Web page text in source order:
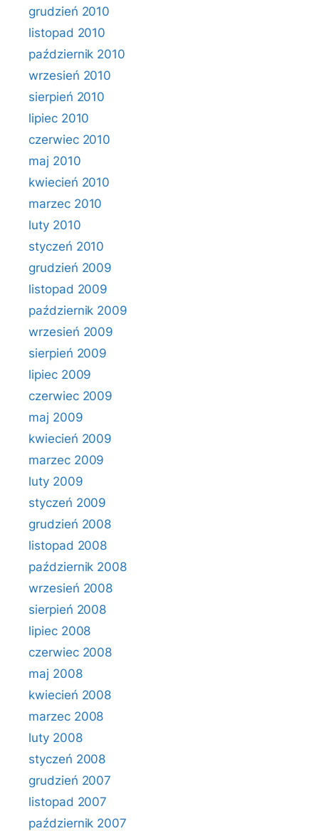
grudzień 2010
listopad 2010
październik 2010
wrzesień 2010
sierpień 2010
lipiec 2010
czerwiec 2010
maj 2010
kwiecień 2010
marzec 2010
luty 2010
styczeń 2010
grudzień 2009
listopad 2009
październik 2009
wrzesień 2009
sierpień 2009
lipiec 2009
czerwiec 2009
maj 2009
kwiecień 2009
marzec 2009
luty 2009
styczeń 2009
grudzień 2008
listopad 2008
październik 2008
wrzesień 2008
sierpień 2008
lipiec 2008
czerwiec 2008
maj 2008
kwiecień 2008
marzec 2008
luty 2008
styczeń 2008
grudzień 2007
listopad 2007
październik 2007